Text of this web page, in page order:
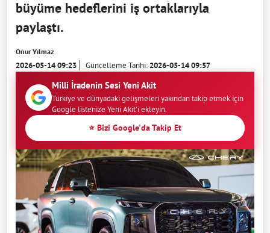
büyüme hedeflerini iş ortaklarıyla
paylaştı.
Onur Yılmaz
2026-05-14 09:23 Güncelleme Tarihi:2026-05-14 09:57
Milli İradenin Sesi Yeni Akit
Türkiye ve dünyadaki gelişmeleri yakından takip etmek için
Google listenize Yeni Akit'i ekleyin.
⭐ Bizi Google'da Takip Et